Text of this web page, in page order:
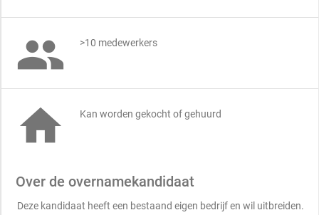
 >10 medewerkers
 Kan worden gekocht of gehuurd
Over de overnamekandidaat
Deze kandidaat heeft een bestaand eigen bedrijf en wil uitbreiden.